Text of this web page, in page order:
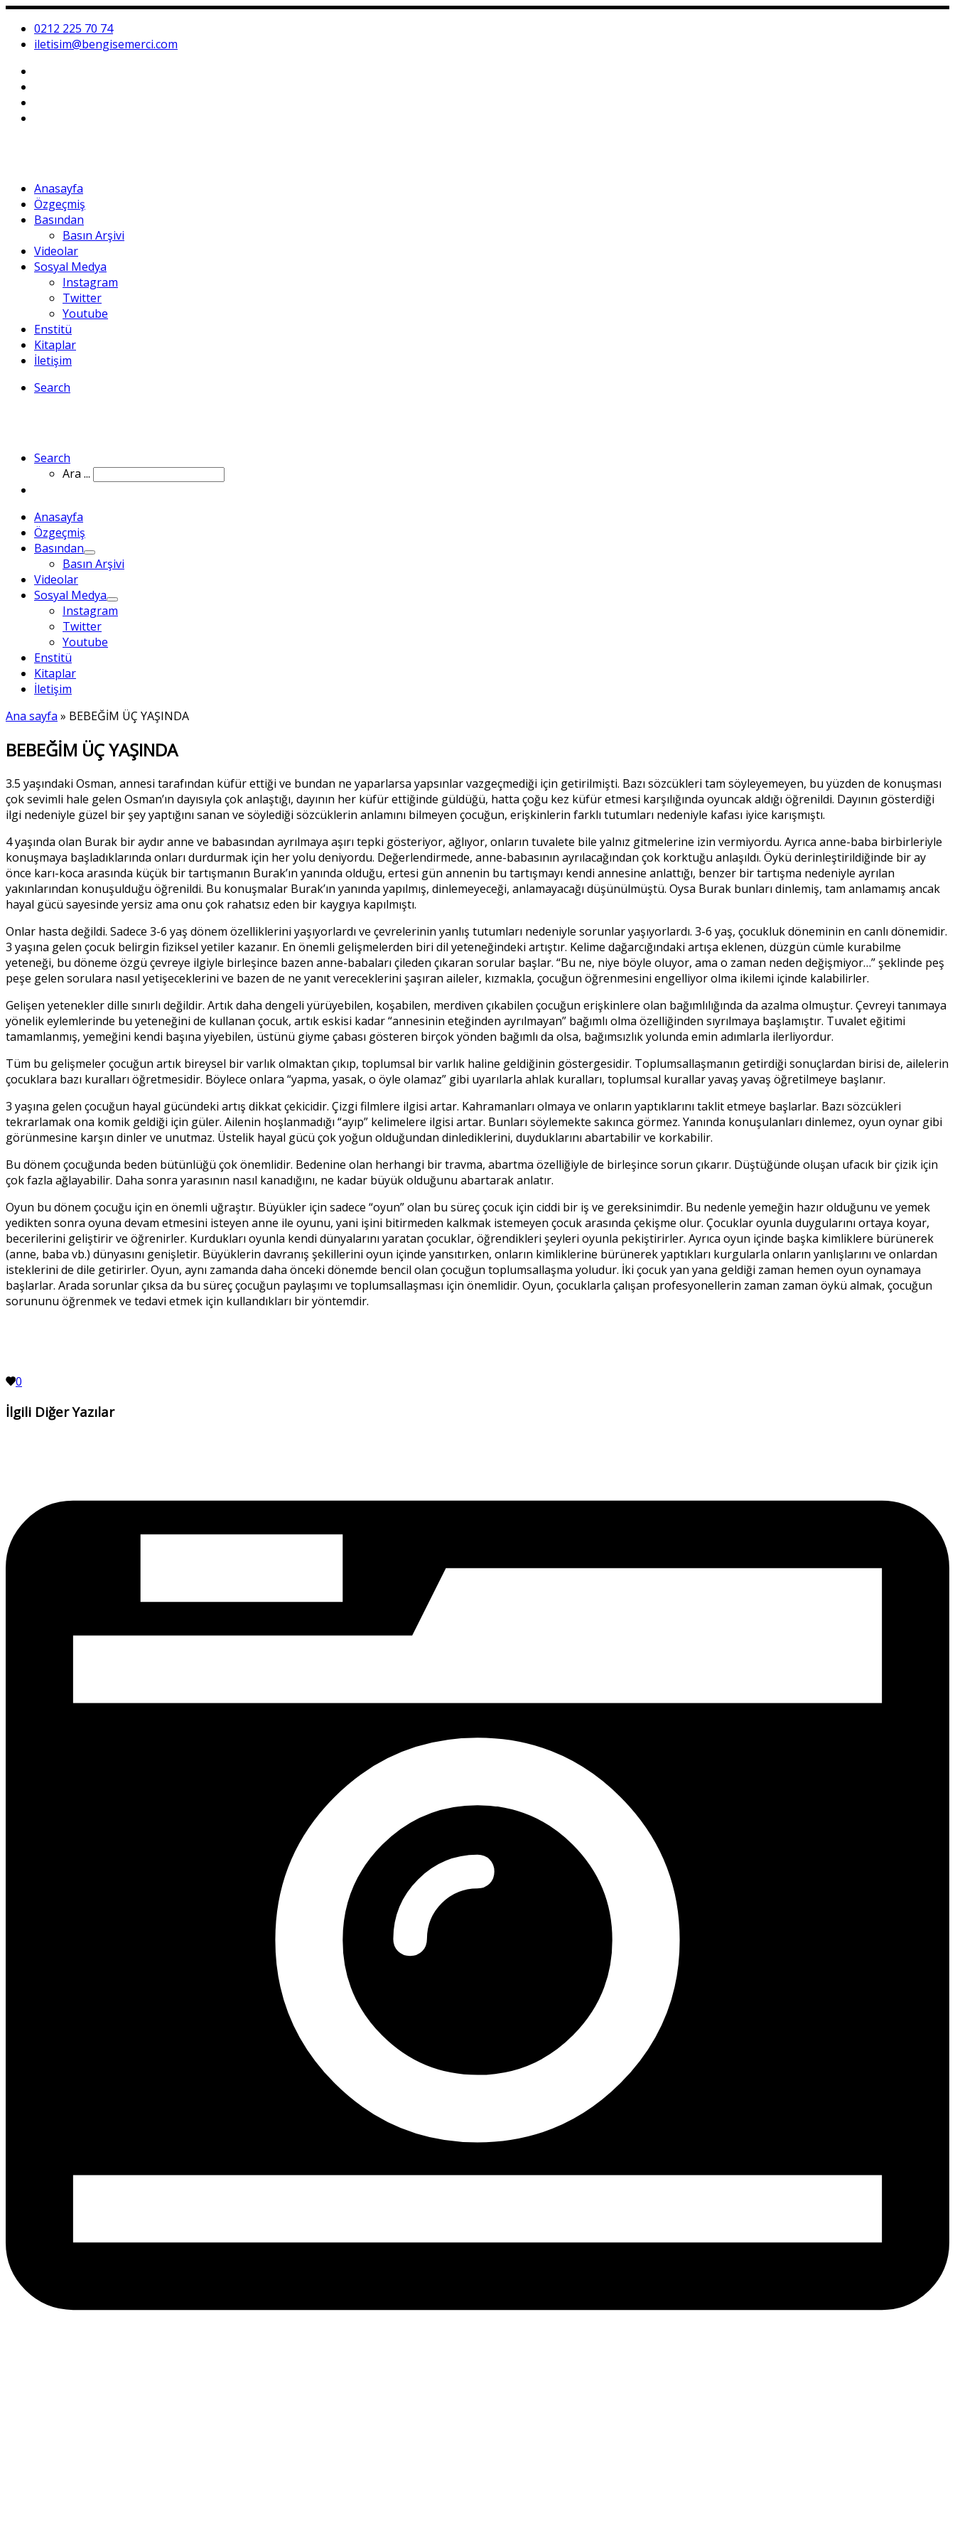
0212 225 70 74
iletisim@bengisemerci.com
Anasayfa
Özgeçmiş
Basından
Basın Arşivi
Videolar
Sosyal Medya
Instagram
Twitter
Youtube
Enstitü
Kitaplar
İletişim
Search
Search
Ara ...
Anasayfa
Özgeçmiş
Basından
Basın Arşivi
Videolar
Sosyal Medya
Instagram
Twitter
Youtube
Enstitü
Kitaplar
İletişim
Ana sayfa » BEBEĞİM ÜÇ YAŞINDA
BEBEĞİM ÜÇ YAŞINDA
3.5 yaşındaki Osman, annesi tarafından küfür ettiği ve bundan ne yaparlarsa yapsınlar vazgeçmediği için getirilmişti. Bazı sözcükleri tam söyleyemeyen, bu yüzden de konuşması
çok sevimli hale gelen Osman’ın dayısıyla çok anlaştığı, dayının her küfür ettiğinde güldüğü, hatta çoğu kez küfür etmesi karşılığında oyuncak aldığı öğrenildi. Dayının gösterdiği
ilgi nedeniyle güzel bir şey yaptığını sanan ve söylediği sözcüklerin anlamını bilmeyen çocuğun, erişkinlerin farklı tutumları nedeniyle kafası iyice karışmıştı.
4 yaşında olan Burak bir aydır anne ve babasından ayrılmaya aşırı tepki gösteriyor, ağlıyor, onların tuvalete bile yalnız gitmelerine izin vermiyordu. Ayrıca anne-baba birbirleriyle
konuşmaya başladıklarında onları durdurmak için her yolu deniyordu. Değerlendirmede, anne-babasının ayrılacağından çok korktuğu anlaşıldı. Öykü derinleştirildiğinde bir ay
önce karı-koca arasında küçük bir tartışmanın Burak’ın yanında olduğu, ertesi gün annenin bu tartışmayı kendi annesine anlattığı, benzer bir tartışma nedeniyle ayrılan
yakınlarından konuşulduğu öğrenildi. Bu konuşmalar Burak’ın yanında yapılmış, dinlemeyeceği, anlamayacağı düşünülmüştü. Oysa Burak bunları dinlemiş, tam anlamamış ancak
hayal gücü sayesinde yersiz ama onu çok rahatsız eden bir kaygıya kapılmıştı.
Onlar hasta değildi. Sadece 3-6 yaş dönem özelliklerini yaşıyorlardı ve çevrelerinin yanlış tutumları nedeniyle sorunlar yaşıyorlardı. 3-6 yaş, çocukluk döneminin en canlı dönemidir.
3 yaşına gelen çocuk belirgin fiziksel yetiler kazanır. En önemli gelişmelerden biri dil yeteneğindeki artıştır. Kelime dağarcığındaki artışa eklenen, düzgün cümle kurabilme
yeteneği, bu döneme özgü çevreye ilgiyle birleşince bazen anne-babaları çileden çıkaran sorular başlar. “Bu ne, niye böyle oluyor, ama o zaman neden değişmiyor…” şeklinde peş
peşe gelen sorulara nasıl yetişeceklerini ve bazen de ne yanıt vereceklerini şaşıran aileler, kızmakla, çocuğun öğrenmesini engelliyor olma ikilemi içinde kalabilirler.
Gelişen yetenekler dille sınırlı değildir. Artık daha dengeli yürüyebilen, koşabilen, merdiven çıkabilen çocuğun erişkinlere olan bağımlılığında da azalma olmuştur. Çevreyi tanımaya
yönelik eylemlerinde bu yeteneğini de kullanan çocuk, artık eskisi kadar “annesinin eteğinden ayrılmayan” bağımlı olma özelliğinden sıyrılmaya başlamıştır. Tuvalet eğitimi
tamamlanmış, yemeğini kendi başına yiyebilen, üstünü giyme çabası gösteren birçok yönden bağımlı da olsa, bağımsızlık yolunda emin adımlarla ilerliyordur.
Tüm bu gelişmeler çocuğun artık bireysel bir varlık olmaktan çıkıp, toplumsal bir varlık haline geldiğinin göstergesidir. Toplumsallaşmanın getirdiği sonuçlardan birisi de, ailelerin
çocuklara bazı kuralları öğretmesidir. Böylece onlara “yapma, yasak, o öyle olamaz” gibi uyarılarla ahlak kuralları, toplumsal kurallar yavaş yavaş öğretilmeye başlanır.
3 yaşına gelen çocuğun hayal gücündeki artış dikkat çekicidir. Çizgi filmlere ilgisi artar. Kahramanları olmaya ve onların yaptıklarını taklit etmeye başlarlar. Bazı sözcükleri
tekrarlamak ona komik geldiği için güler. Ailenin hoşlanmadığı “ayıp” kelimelere ilgisi artar. Bunları söylemekte sakınca görmez. Yanında konuşulanları dinlemez, oyun oynar gibi
görünmesine karşın dinler ve unutmaz. Üstelik hayal gücü çok yoğun olduğundan dinlediklerini, duyduklarını abartabilir ve korkabilir.
Bu dönem çocuğunda beden bütünlüğü çok önemlidir. Bedenine olan herhangi bir travma, abartma özelliğiyle de birleşince sorun çıkarır. Düştüğünde oluşan ufacık bir çizik için
çok fazla ağlayabilir. Daha sonra yarasının nasıl kanadığını, ne kadar büyük olduğunu abartarak anlatır.
Oyun bu dönem çocuğu için en önemli uğraştır. Büyükler için sadece “oyun” olan bu süreç çocuk için ciddi bir iş ve gereksinimdir. Bu nedenle yemeğin hazır olduğunu ve yemek
yedikten sonra oyuna devam etmesini isteyen anne ile oyunu, yani işini bitirmeden kalkmak istemeyen çocuk arasında çekişme olur. Çocuklar oyunla duygularını ortaya koyar,
becerilerini geliştirir ve öğrenirler. Kurdukları oyunla kendi dünyalarını yaratan çocuklar, öğrendikleri şeyleri oyunla pekiştirirler. Ayrıca oyun içinde başka kimliklere bürünerek
(anne, baba vb.) dünyasını genişletir. Büyüklerin davranış şekillerini oyun içinde yansıtırken, onların kimliklerine bürünerek yaptıkları kurgularla onların yanlışlarını ve onlardan
isteklerini de dile getirirler. Oyun, aynı zamanda daha önceki dönemde bencil olan çocuğun toplumsallaşma yoludur. İki çocuk yan yana geldiği zaman hemen oyun oynamaya
başlarlar. Arada sorunlar çıksa da bu süreç çocuğun paylaşımı ve toplumsallaşması için önemlidir. Oyun, çocuklarla çalışan profesyonellerin zaman zaman öykü almak, çocuğun
sorununu öğrenmek ve tedavi etmek için kullandıkları bir yöntemdir.
0
İlgili Diğer Yazılar